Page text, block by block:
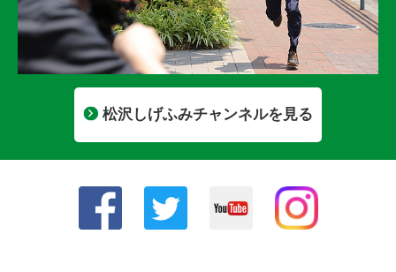
松沢しげふみチャンネルを見る